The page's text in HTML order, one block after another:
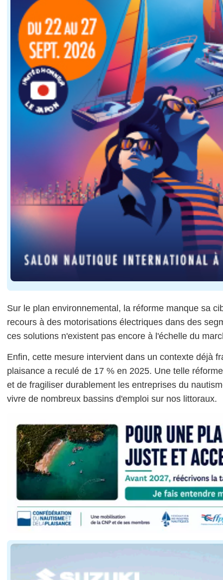
Sur le plan environnemental, la réforme manque sa
recours à des motorisations électriques dans des
ces solutions n'existent pas encore à l'échelle du
Enfin, cette mesure intervient dans un contexte déjà
plaisance a reculé de 17 % en 2025. Une telle
et de fragiliser durablement les entreprises du
vivre de nombreux bassins d'emploi sur nos littoraux.